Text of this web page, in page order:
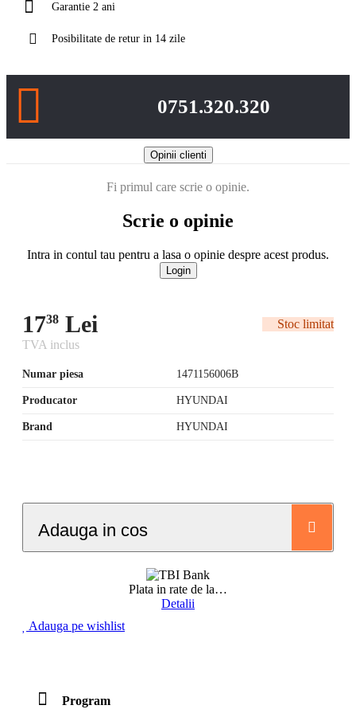
Garantie 2 ani
Posibilitate de retur in 14 zile
0751.320.320
Opinii clienti
Fi primul care scrie o opinie.
Scrie o opinie
Intra in contul tau pentru a lasa o opinie despre acest produs.
Login
1738 Lei
Stoc limitat
TVA inclus
Numar piesa 1471156006B
Producator HYUNDAI
Brand HYUNDAI
Adauga in cos
Plata in rate de la…
Detalii
Adauga pe wishlist
Program